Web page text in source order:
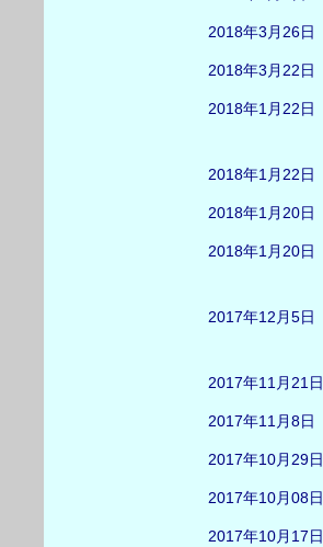
2018年3月26日
2018年3月22日
2018年1月22日
2018年1月22日
2018年1月20日
2018年1月20日
2017年12月5日
2017年11月21日
2017年11月8日
2017年10月29日
2017年10月08日
2017年10月17日